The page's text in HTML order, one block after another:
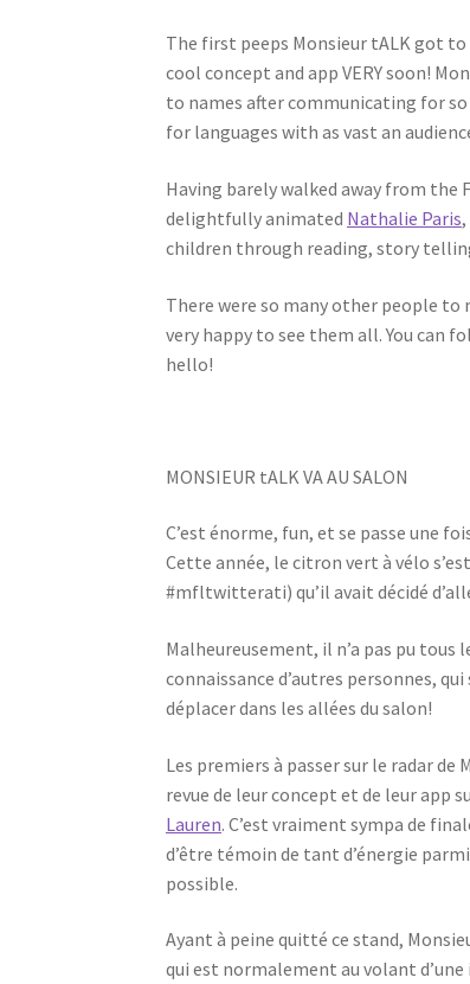
The first peeps Monsieur tALK got
cool concept and app VERY soon!
to names after communicating for
for languages with as vast an
Having barely walked away from the
delightfully animated Nathalie Paris
children through reading, story
There were so many other people
very happy to see them all. You can
hello!
MONSIEUR tALK VA AU SALON
C’est énorme, fun, et se passe une
Cette année, le citron vert à vélo
#mfltwitterati) qu’il avait décidé
Malheureusement, il n’a pas pu tous
connaissance d’autres personnes,
déplacer dans les allées du salon!
Les premiers à passer sur le radar
revue de leur concept et de leur app
Lauren. C’est vraiment sympa de
d’être témoin de tant d’énergie
possible.
Ayant à peine quitté ce stand,
qui est normalement au volant d’une